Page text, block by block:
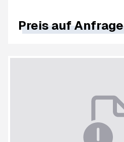
Preis auf Anfrage